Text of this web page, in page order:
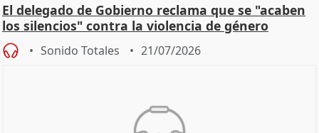
El delegado de Gobierno reclama que se "acaben
los silencios" contra la violencia de género
Sonido Totales 21/07/2026